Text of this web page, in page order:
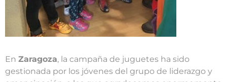
En Zaragoza, la campaña de juguetes ha sido
gestionada por los jóvenes del grupo de liderazgo y